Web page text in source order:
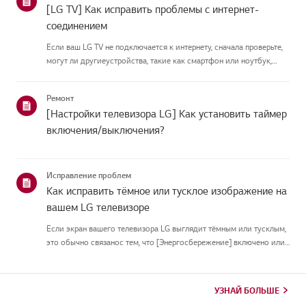
[LG TV] Как исправить проблемы с интернет-
соединением
Если ваш LG TV не подключается к интернету, сначала проверьте,
могут ли другиеустройства, такие как смартфон или ноутбук,
Ремонт
[Настройки телевизора LG] Как установить таймер
включения/выключения?
Исправление проблем
Как исправить тёмное или тусклое изображение на
вашем LG телевизоре
Если экран вашего телевизора LG выглядит тёмным или тусклым,
это обычно связанос тем, что [Энергосбережение] включено или
УЗНАЙ БОЛЬШЕ